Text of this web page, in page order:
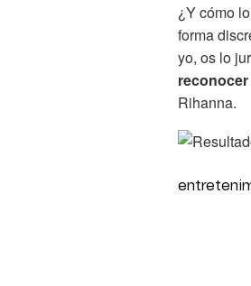
¿Y cómo
forma
yo, os lo
Rihanna.